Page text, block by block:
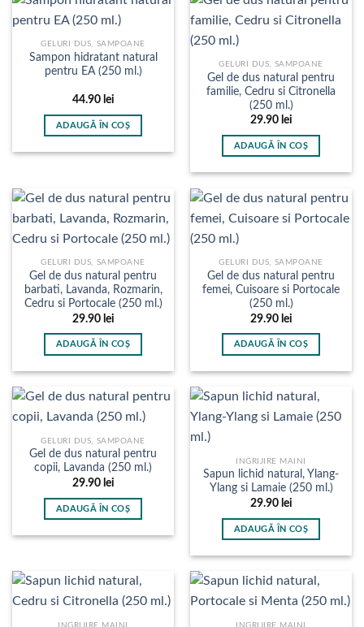
GELURI DUS, SAMPOANE
Sampon hidratant natural
pentru EA (250 ml.)
44.90 lei
ADAUGĂ ÎN COȘ
GELURI DUS, SAMPOANE
Gel de dus natural pentru
familie, Cedru si Citronella
(250 ml.)
29.90 lei
ADAUGĂ ÎN COȘ
GELURI DUS, SAMPOANE
Gel de dus natural pentru
barbati, Lavanda, Rozmarin,
Cedru si Portocale (250 ml.)
29.90 lei
ADAUGĂ ÎN COȘ
GELURI DUS, SAMPOANE
Gel de dus natural pentru
femei, Cuisoare si Portocale
(250 ml.)
29.90 lei
ADAUGĂ ÎN COȘ
GELURI DUS, SAMPOANE
Gel de dus natural pentru
copii, Lavanda (250 ml.)
29.90 lei
ADAUGĂ ÎN COȘ
INGRIJIRE MAINI
Sapun lichid natural, Ylang-
Ylang si Lamaie (250 ml.)
29.90 lei
ADAUGĂ ÎN COȘ